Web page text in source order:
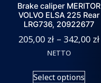
Brake caliper MERITOR
VOLVO ELSA 225 Rear
LRG736, 20922677
205,00 zł – 342,00 zł
NETTO
Select options